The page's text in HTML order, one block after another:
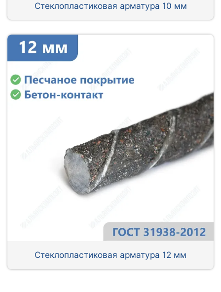
Стеклопластиковая арматура 10 мм
Стеклопластиковая арматура 12 мм